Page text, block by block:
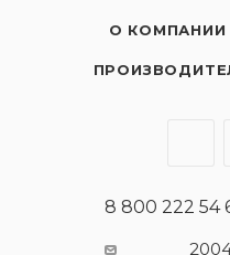
двигателях других
О КОМПАНИИ
8 800 222 54